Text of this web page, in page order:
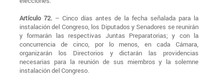
Artículo 72. – Cinco días antes de la fecha señalada para la
instalación del Congreso, los Diputados y Senadores se reunirán
y formarán las respectivas Juntas Preparatorias; y con la
concurrencia de cinco, por lo menos, en cada Cámara,
organizarán los Directorios y dictarán las providencias
necesarias para la reunión de sus miembros y la solemne
instalación del Congreso.